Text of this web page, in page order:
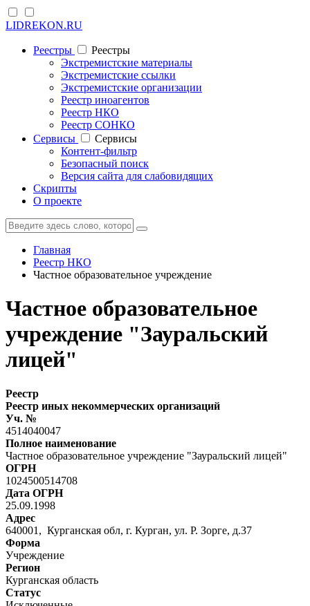
LIDREKON.RU
Реестры
Реестры
Экстремистские материалы
Экстремистские ссылки
Экстремистские организации
Реестр иноагентов
Реестр НКО
Реестр СОНКО
Cервисы
Cервисы
Контент-фильтр
Безопасный поиск
Версия сайта для слабовидящих
Скрипты
О проекте
Главная
Реестр НКО
Частное образовательное учреждение
Частное образовательное
учреждение "Зауральский
лицей"
Реестр
Реестр иных некоммерческих организаций
Уч. №
4514040047
Полное наименование
Частное образовательное учреждение "Зауральский лицей"
ОГРН
1024500514708
Дата ОГРН
25.09.1998
Адрес
640001, Курганская обл, г. Курган, ул. Р. Зорге, д.37
Форма
Учреждение
Регион
Курганская область
Статус